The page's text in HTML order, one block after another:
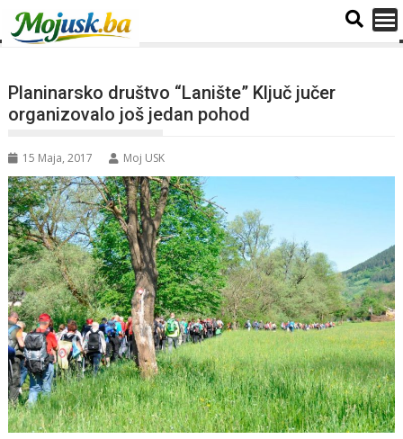
Planinarsko društvo “Lanište” Ključ jučer
organizovalo još jedan pohod
15 Maja, 2017 Moj USK